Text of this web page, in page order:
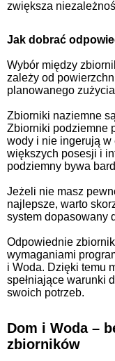
zwiększa
Jak dobrać
Wybór między
zależy od
planowanego
Zbiorniki naziemne
Zbiorniki podziemne
wody i nie ingerują w
większych posesji i
podziemny bywa
Jeżeli nie masz
najlepsze, warto
system dopasowany
Odpowiednie
wymaganiami
i Woda. Dzięki temu
spełniające warunki
swoich potrzeb.
Dom i Woda –
zbiorników